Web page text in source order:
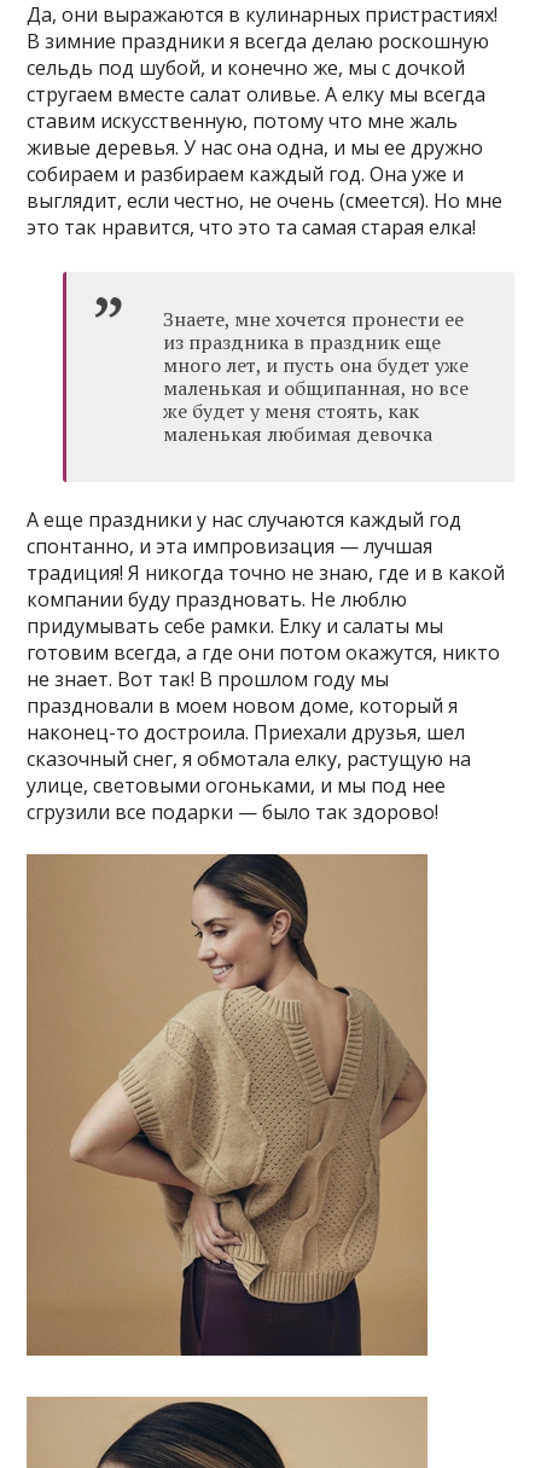
Да, они выражаются в кулинарных пристрастиях!
В зимние праздники я всегда делаю роскошную
сельдь под шубой, и конечно же, мы с дочкой
стругаем вместе салат оливье. А елку мы всегда
ставим искусственную, потому что мне жаль
живые деревья. У нас она одна, и мы ее дружно
собираем и разбираем каждый год. Она уже и
выглядит, если честно, не очень (смеется). Но мне
это так нравится, что это та самая старая елка!
Знаете, мне хочется пронести ее
из праздника в праздник еще
много лет, и пусть она будет уже
маленькая и общипанная, но все
же будет у меня стоять, как
маленькая любимая девочка
А еще праздники у нас случаются каждый год
спонтанно, и эта импровизация — лучшая
традиция! Я никогда точно не знаю, где и в какой
компании буду праздновать. Не люблю
придумывать себе рамки. Елку и салаты мы
готовим всегда, а где они потом окажутся, никто
не знает. Вот так! В прошлом году мы
праздновали в моем новом доме, который я
наконец-то достроила. Приехали друзья, шел
сказочный снег, я обмотала елку, растущую на
улице, световыми огоньками, и мы под нее
сгрузили все подарки — было так здорово!